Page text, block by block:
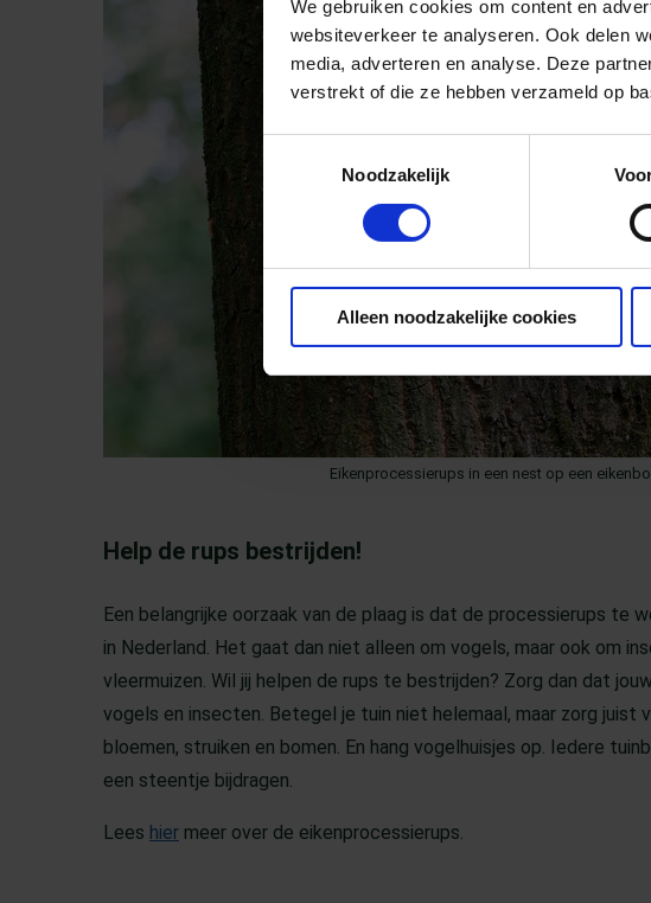
We gebruiken cookies om content en
websiteverkeer te analyseren. Ook delen
media, adverteren en analyse. Deze
verstrekt of die ze hebben verzameld op
Noodzakelijk
Alleen noodzakelijke cookies
Eikenprocessierups in een nest op een
Help de rups bestrijden!
Een belangrijke oorzaak van de plaag is dat de processierups te
in Nederland. Het gaat dan niet alleen om vogels, maar ook om
vleermuizen. Wil jij helpen de rups te bestrijden? Zorg dan dat
vogels en insecten. Betegel je tuin niet helemaal, maar zorg juist
bloemen, struiken en bomen. En hang vogelhuisjes op. Iedere
een steentje bijdragen.
Lees hier meer over de eikenprocessierups.